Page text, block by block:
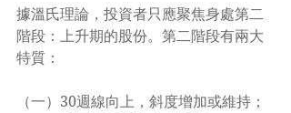
據溫氏理論，投資者只應聚焦身處第二
階段：上升期的股份。第二階段有兩大
特質：
（一）30週線向上，斜度增加或維持；